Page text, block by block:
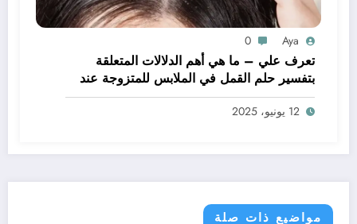
Aya
0
تعرف علي – ما هي أهم الدلالات المتعلقة
بتفسير حلم القمل في الملابس للمتزوجة عند
ابن سيرين؟ – بالتفصيل
12 يونيو، 2025
مواضيع ذات صلة